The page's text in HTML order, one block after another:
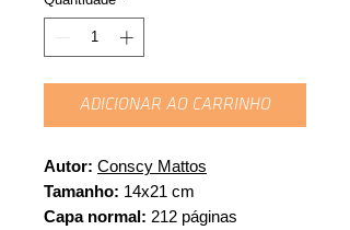
ADICIONAR AO CARRINHO
Autor: Conscy Mattos
Tamanho: 14x21 cm
Capa normal: 212 páginas